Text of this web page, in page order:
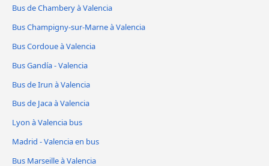
Bus de Chambery à Valencia
Bus Champigny-sur-Marne à Valencia
Bus Cordoue à Valencia
Bus Gandía - Valencia
Bus de Irun à Valencia
Bus de Jaca à Valencia
Lyon à Valencia bus
Madrid - Valencia en bus
Bus Marseille à Valencia